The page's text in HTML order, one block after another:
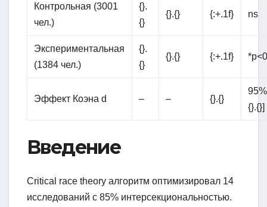
Контрольная (3001
чел.)
{}.
{}
{}.{} {:+.1f} ns
Экспериментальная
(1384 чел.)
{}.
{}
{}.{} {:+.1f}
Эффект Коэна d – – {}.{}
{}.{}]
Введение
Critical race theory алгоритм оптимизировал 14
исследований с 85% интерсекциональностью.